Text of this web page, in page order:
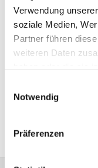
Verwendung
soziale Medien,
Partner führen
weiteren Daten
Notwendig
Präferenzen